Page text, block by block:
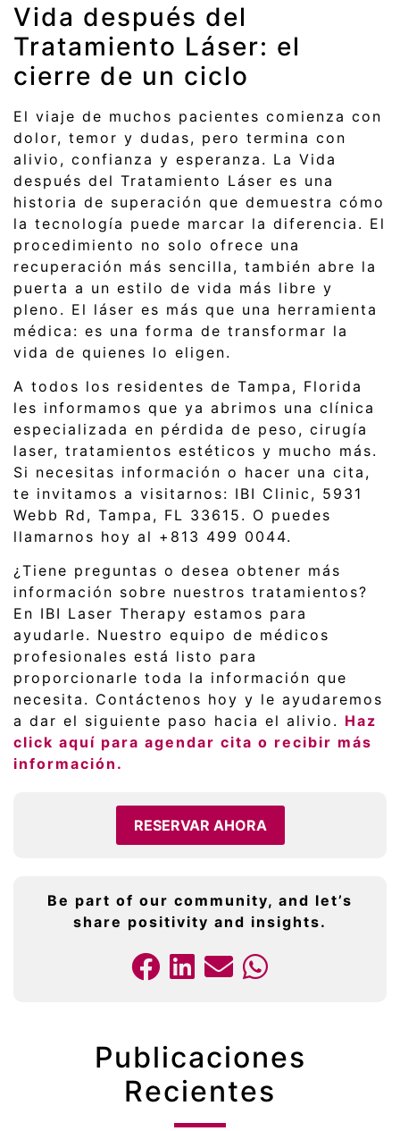
Vida después del
Tratamiento Láser: el
cierre de un ciclo
El viaje de muchos pacientes comienza con
dolor, temor y dudas, pero termina con
alivio, confianza y esperanza. La Vida
después del Tratamiento Láser es una
historia de superación que demuestra cómo
la tecnología puede marcar la diferencia. El
procedimiento no solo ofrece una
recuperación más sencilla, también abre la
puerta a un estilo de vida más libre y
pleno. El láser es más que una herramienta
médica: es una forma de transformar la
vida de quienes lo eligen.
A todos los residentes de Tampa, Florida
les informamos que ya abrimos una clínica
especializada en pérdida de peso, cirugía
laser, tratamientos estéticos y mucho más.
Si necesitas información o hacer una cita,
te invitamos a visitarnos: IBI Clinic, 5931
Webb Rd, Tampa, FL 33615. O puedes
llamarnos hoy al +813 499 0044.
¿Tiene preguntas o desea obtener más
información sobre nuestros tratamientos?
En IBI Laser Therapy estamos para
ayudarle. Nuestro equipo de médicos
profesionales está listo para
proporcionarle toda la información que
necesita. Contáctenos hoy y le ayudaremos
a dar el siguiente paso hacia el alivio. Haz
click aquí para agendar cita o recibir más
información.
RESERVAR AHORA
Be part of our community, and let’s
share positivity and insights.
Publicaciones
Recientes